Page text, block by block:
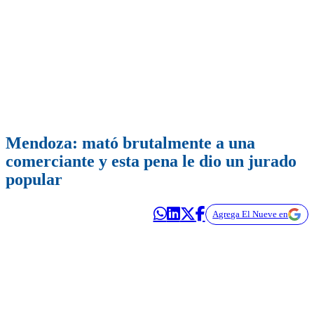
Mendoza: mató brutalmente a una
comerciante y esta pena le dio un jurado
popular
Agrega El Nueve en